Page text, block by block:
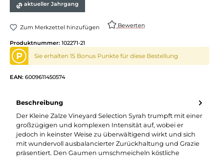
aktueller Jahrgang
Zum Merkzettel hinzufügen Bewerten
Produktnummer: 102271-21
P Sie erhalten 15 Bonus Punkte für diese Bestellung
EAN: 6009611450574
Beschreibung
Der Kleine Zalze Vineyard Selection Syrah trumpft mit einer
großzügigen und komplexen Intensität auf, wobei er
jedoch in keinster Weise zu überwältigend wirkt und sich
mit wundervoll ausbalancierter Zurückhaltung und Grazie
präsentiert. Den Gaumen umschmeicheln köstliche